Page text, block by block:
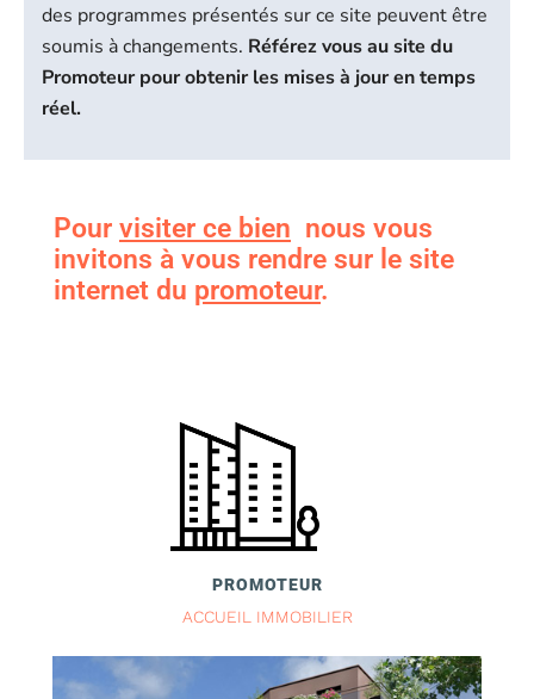
des programmes présentés sur ce site peuvent être
soumis à changements. Référez vous au site du
Promoteur pour obtenir les mises à jour en temps
réel.
Pour visiter ce bien nous vous
invitons à vous rendre sur le site
internet du promoteur.
PROMOTEUR
ACCUEIL IMMOBILIER